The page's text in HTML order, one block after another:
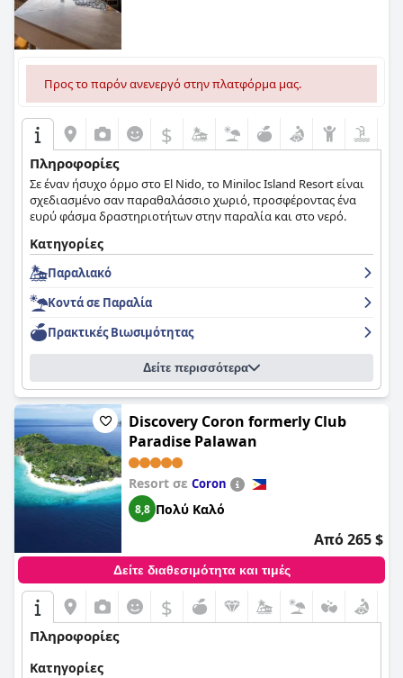
Προς το παρόν ανενεργό στην πλατφόρμα μας.
$
Πληροφορίες
Σε έναν ήσυχο όρμο στο El Nido, το Miniloc Island Resort είναι
σχεδιασμένο σαν παραθαλάσσιο χωριό, προσφέροντας ένα
ευρύ φάσμα δραστηριοτήτων στην παραλία και στο νερό.
Κατηγορίες
Παραλιακό
Κοντά σε Παραλία
Πρακτικές Bιωσιμότητας
Δείτε περισσότερα
Discovery Coron formerly Club
Paradise Palawan
Resort σε Coron
8,8 Πολύ Καλό
Από 265 $
Δείτε διαθεσιμότητα και τιμές
$
Πληροφορίες
Κατηγορίες